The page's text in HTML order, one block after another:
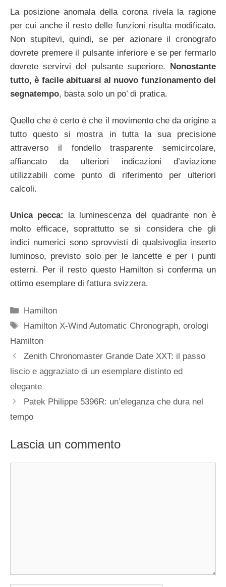
La posizione anomala della corona rivela la ragione
per cui anche il resto delle funzioni risulta modificato.
Non stupitevi, quindi, se per azionare il cronografo
dovrete premere il pulsante inferiore e se per fermarlo
dovrete servirvi del pulsante superiore. Nonostante
tutto, è facile abituarsi al nuovo funzionamento del
segnatempo, basta solo un po’ di pratica.
Quello che è certo è che il movimento che da origine a
tutto questo si mostra in tutta la sua precisione
attraverso il fondello trasparente semicircolare,
affiancato da ulteriori indicazioni d’aviazione
utilizzabili come punto di riferimento per ulteriori
calcoli.
Unica pecca: la luminescenza del quadrante non è
molto efficace, soprattutto se si considera che gli
indici numerici sono sprovvisti di qualsivoglia inserto
luminoso, previsto solo per le lancette e per i punti
esterni. Per il resto questo Hamilton si conferma un
ottimo esemplare di fattura svizzera.
Categorie
Hamilton
Tag
Hamilton X-Wind Automatic Chronograph,orologi
Hamilton
Navigazione
articolo
Zenith Chronomaster Grande Date XXT: il passo
liscio e aggraziato di un esemplare distinto ed
elegante
Patek Philippe 5396R: un’eleganza che dura nel
tempo
Lascia un commento